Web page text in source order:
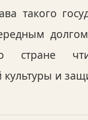
такого
культуры и